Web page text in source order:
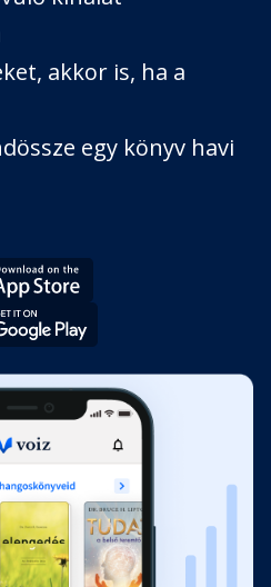
akkor is, ha a
egy könyv havi